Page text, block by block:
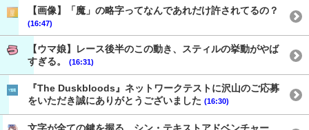
【画像】「魔」の略字ってなんであれだけ許されてるの？
(16:47)
【ウマ娘】レース後半のこの動き、スティルの挙動がやば
すぎる。
(16:31)
『The Duskbloods』ネットワークテストに沢山のご応募
をいただき誠にありがとうございました (16:30)
文字が全ての鍵を握る、シン・テキストアドベンチャー